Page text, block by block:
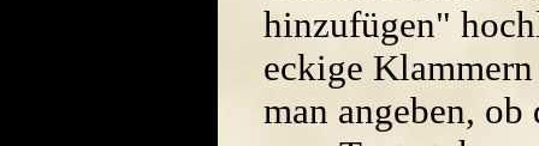
hinzufügen"
eckige
man angeben,